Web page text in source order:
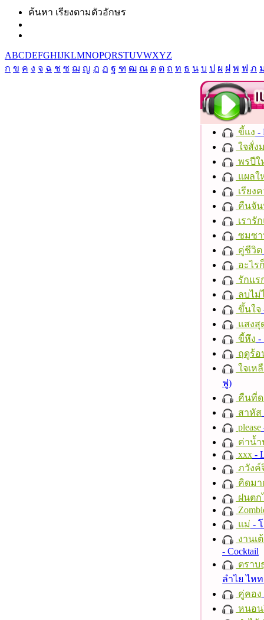
ค้นหา เรียงตามตัวอักษร
ABCDEFGHIJKLMNOPQRSTUVWXYZ
ก ข ค ง จ ฉ ช ซ ฌ ญ ฎ ฏ ฐ ฑ ฒ ณ ด ต ถ ท ธ น บ ป ผ ฝ พ ฟ ภ
ขี้แง -
ใจสั่ง
พรปีใ
แผลใ
เรียง
คืนจั
เรารั
ซมซ
คู่ชีวิต
อะไร
รักแร
ลบไม่
ขึ้นใจ
แสงสุ
ขี้หึง -
ฤดูร้อ
ใจเห
ฟู)
คืนที่ด
สาหัส
please
ค่าน้
xxx -
ภวังค์
คิดมา
ฝนตก
แม่ -
งานเ
- Cocktail
ตราบ
ลำไย ไห
คู่คอง
หนอน